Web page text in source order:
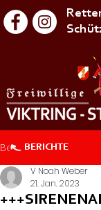
Beitrag
V Noah Weber
21. Jan. 2023
BERICHTE